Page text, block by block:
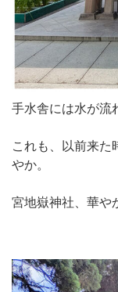
手水舎には水が流
これも、以前来た
やか。
宮地嶽神社、華や